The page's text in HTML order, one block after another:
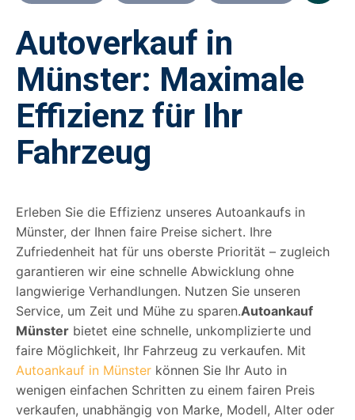
Autoverkauf in
Münster: Maximale
Effizienz für Ihr
Fahrzeug
Erleben Sie die Effizienz unseres Autoankaufs in
Münster, der Ihnen faire Preise sichert. Ihre
Zufriedenheit hat für uns oberste Priorität – zugleich
garantieren wir eine schnelle Abwicklung ohne
langwierige Verhandlungen. Nutzen Sie unseren
Service, um Zeit und Mühe zu sparen.Autoankauf
Münster bietet eine schnelle, unkomplizierte und
faire Möglichkeit, Ihr Fahrzeug zu verkaufen. Mit
Autoankauf in Münster können Sie Ihr Auto in
wenigen einfachen Schritten zu einem fairen Preis
verkaufen, unabhängig von Marke, Modell, Alter oder